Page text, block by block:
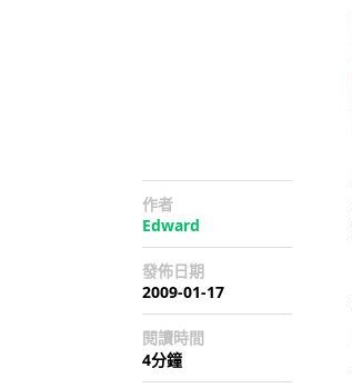
作者
Edward
發佈日期
2009-01-17
閱讀時間
4分鐘